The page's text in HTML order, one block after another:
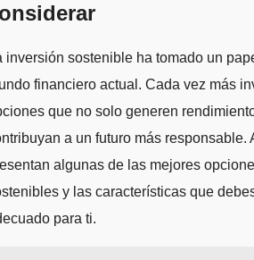
inversión sostenible ha tomado un
financiero actual. Cada vez más
que no solo generen
a un futuro más responsable.
algunas de las mejores
y las características que
para ti.